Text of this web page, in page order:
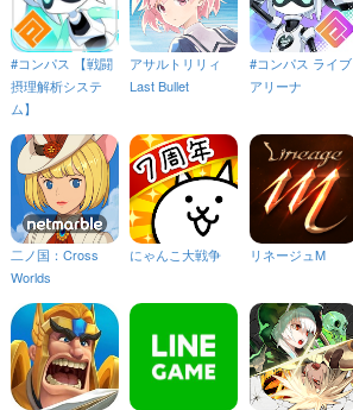
#コンパス 【戦闘
摂理解析システ
ム】
アサルトリリィ
Last Bullet
#コンパス ライブ
アリーナ
二ノ国：Cross
Worlds
にゃんこ大戦争 リネージュM